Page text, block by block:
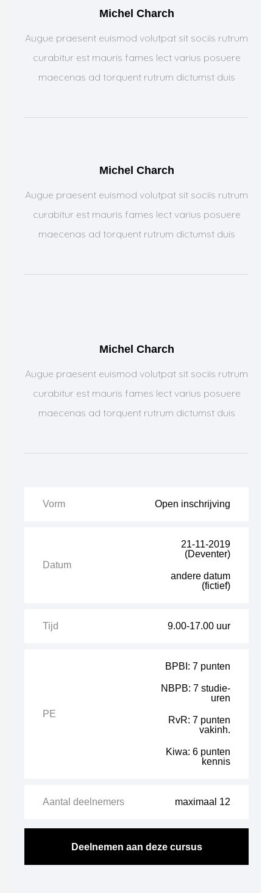
Michel Charch
Augue praesent euismod volutpat sit sociis rutrum
curabitur est mauris fames lect varius posuere
maecenas ad torquent rutrum dictumst duis
Michel Charch
Augue praesent euismod volutpat sit sociis rutrum
curabitur est mauris fames lect varius posuere
maecenas ad torquent rutrum dictumst duis
Michel Charch
Augue praesent euismod volutpat sit sociis rutrum
curabitur est mauris fames lect varius posuere
maecenas ad torquent rutrum dictumst duis
Vorm Open inschrijving
Datum
21-11-2019
(Deventer)
andere datum
(fictief)
Tijd 9.00-17.00 uur
PE
BPBI: 7 punten
NBPB: 7 studie-
uren
RvR: 7 punten
vakinh.
Kiwa: 6 punten
kennis
Aantal deelnemers maximaal 12
Deelnemen aan deze cursus